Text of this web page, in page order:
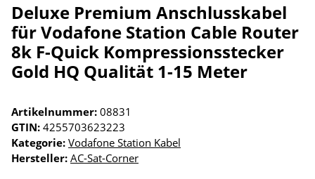
Deluxe Premium Anschlusskabel
für Vodafone Station Cable Router
8k F-Quick Kompressionsstecker
Gold HQ Qualität 1-15 Meter
Artikelnummer: 08831
GTIN: 4255703623223
Kategorie: Vodafone Station Kabel
Hersteller: AC-Sat-Corner